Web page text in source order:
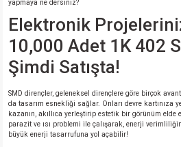
yapmaya ne dersiniz?
Elektronik
10,000 Adet 1K 402
Şimdi Satışta!
SMD dirençler, geleneksel dirençlere göre birçok
da tasarım esnekliği sağlar. Onları devre kartınıza
kazanın, akıllıca yerleştirip estetik bir görünüm elde
parazit ve ısı problemi ile çalışarak, enerji
büyük enerji tasarrufuna yol açabilir!